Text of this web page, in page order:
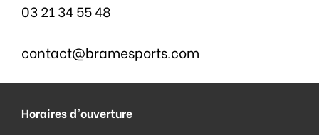
03 21 34 55 48
contact@bramesports.com
Horaires d'ouverture